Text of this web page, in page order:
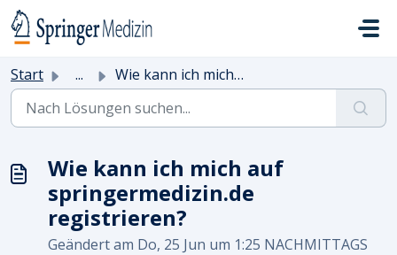
Zum hauptsächlichen Inhalt gehen
Start ... Wie kann ich mich auf springermedizin.de registrieren?
Wie kann ich mich auf
springermedizin.de
registrieren?
Geändert am Do, 25 Jun um 1:25 NACHMITTAGS